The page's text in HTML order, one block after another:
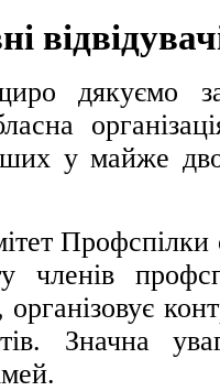
дякуємо за
у майже
Профспілки
членів
Значна